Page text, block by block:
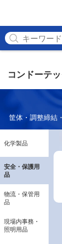
コンドーテ
筐体・調整締結
化学製品
安全・保護用
品
物流・保管用
品
現場内事務・
照明用品